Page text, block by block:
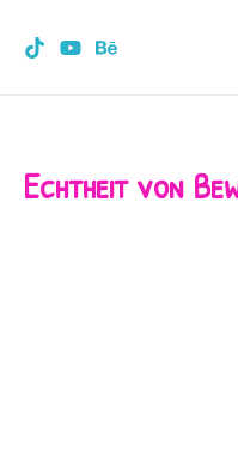
Inhalt
Echtheit von